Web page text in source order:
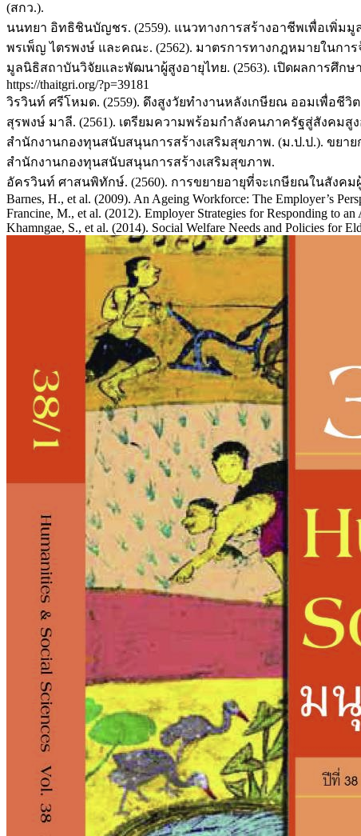
(สกว.).
นนทยา อิทธิชินบัญชร. (2559). แนวทางการสร้างอาชีพเพื่อเพิ่มมู
พรเพ็ญ ไตรพงษ์ และคณะ. (2562). มาตรการทางกฎหมายในกา
มูลนิธิสถาบันวิจัยและพัฒนาผู้สูงอายุไทย. (2563). เปิดผลการศึก
https://thaitgri.org/?p=39181
วิรวินท์ ศรีโหมด. (2559). ดึงสูงวัยทำงานหลังเกษียณ ออมเพื่อชีวิต
สุรพงษ์ มาลี. (2561). เตรียมความพร้อมกำลังคนภาครัฐสู่สังคมสู
สำนักงานกองทุนสนับสนุนการสร้างเสริมสุขภาพ. (ม.ป.ป.). ขยา
สำนักงานกองทุนสนับสนุนการสร้างเสริมสุขภาพ.
อัครวินท์ ศาสนพิทักษ์. (2560). การขยายอายุที่จะเกษียณในสังคม
Barnes, H., et al. (2009). An Ageing Workforce: The Employer’s
Francine, M., et al. (2012). Employer Strategies for Responding to
Khamngae, S., et al. (2014). Social Welfare Needs and Policies for